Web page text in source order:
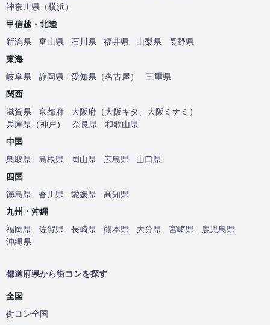
神奈川県 （横浜）
甲信越・北陸
新潟県
富山県 石川県 福井県 山梨県
長野県
東海
岐阜県
静岡県 愛知県 （名古屋）
三重県
関西
滋賀県
京都府 大阪府 （大阪キタ 大阪ミナミ ）
兵庫県 （神戸） 奈良県
和歌山県
中国
鳥取県
島根県 岡山県 広島県
山口県
四国
徳島県
香川県 愛媛県
高知県
九州・沖縄
福岡県
佐賀県 長崎県 熊本県 大分県 宮崎県
鹿児島県
沖縄県
都道府県から街コンを探す
全国
街コン全国